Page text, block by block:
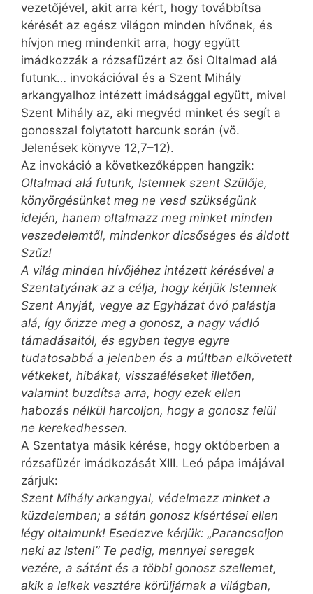
vezetőjével, akit arra kért, hogy továbbítsa
kérését az egész világon minden hívőnek, és
hívjon meg mindenkit arra, hogy együtt
imádkozzák a rózsafüzért az ősi Oltalmad alá
futunk… invokációval és a Szent Mihály
arkangyalhoz intézett imádsággal együtt, mivel
Szent Mihály az, aki megvéd minket és segít a
gonosszal folytatott harcunk során (vö.
Jelenések könyve 12,7–12).
Az invokáció a következőképpen hangzik:
Oltalmad alá futunk, Istennek szent Szülője,
könyörgésünket meg ne vesd szükségünk
idején, hanem oltalmazz meg minket minden
veszedelemtől, mindenkor dicsőséges és áldott
Szűz!
A világ minden hívőjéhez intézett kérésével a
Szentatyának az a célja, hogy kérjük Istennek
Szent Anyját, vegye az Egyházat óvó palástja
alá, így őrizze meg a gonosz, a nagy vádló
támadásaitól, és egyben tegye egyre
tudatosabbá a jelenben és a múltban elkövetett
vétkeket, hibákat, visszaéléseket illetően,
valamint buzdítsa arra, hogy ezek ellen
habozás nélkül harcoljon, hogy a gonosz felül
ne kerekedhessen.
A Szentatya másik kérése, hogy októberben a
rózsafüzér imádkozását XIII. Leó pápa imájával
zárjuk:
Szent Mihály arkangyal, védelmezz minket a
küzdelemben; a sátán gonosz kísértései ellen
légy oltalmunk! Esedezve kérjük: „Parancsoljon
neki az Isten!” Te pedig, mennyei seregek
vezére, a sátánt és a többi gonosz szellemet,
akik a lelkek vesztére körüljárnak a világban,